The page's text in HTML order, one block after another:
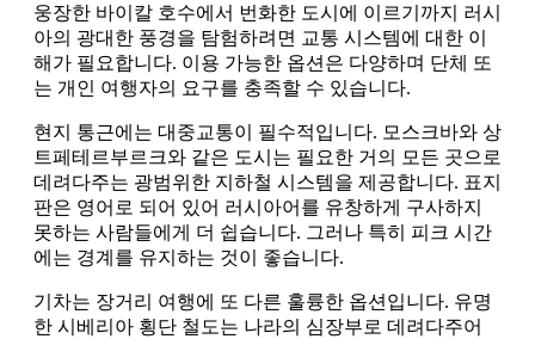
웅장한 바이칼 호수에서 번화한 도시에 이르기까지 러시
아의 광대한 풍경을 탐험하려면 교통 시스템에 대한 이
해가 필요합니다. 이용 가능한 옵션은 다양하며 단체 또
는 개인 여행자의 요구를 충족할 수 있습니다.
현지 통근에는 대중교통이 필수적입니다. 모스크바와 상
트페테르부르크와 같은 도시는 필요한 거의 모든 곳으로
데려다주는 광범위한 지하철 시스템을 제공합니다. 표지
판은 영어로 되어 있어 러시아어를 유창하게 구사하지
못하는 사람들에게 더 쉽습니다. 그러나 특히 피크 시간
에는 경계를 유지하는 것이 좋습니다.
기차는 장거리 여행에 또 다른 훌륭한 옵션입니다. 유명
한 시베리아 횡단 철도는 나라의 심장부로 데려다주어